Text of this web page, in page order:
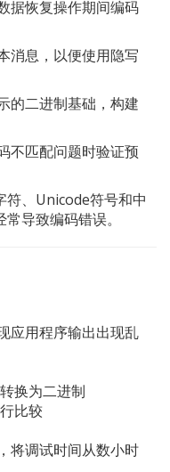
据恢复操作期间编码
消息，以便使用隐写
的二进制基础，构建
不匹配问题时验证预
符、Unicode符号和中
导致编码错误。
应用程序输出出现乱
换为二进制
比较
将调试时间从数小时